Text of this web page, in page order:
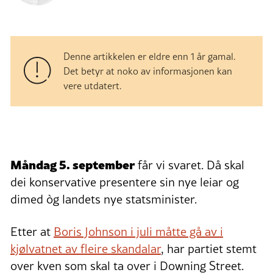
Denne artikkelen er eldre enn 1 år gamal.
Det betyr at noko av informasjonen kan
vere utdatert.
Måndag 5. septemberfår vi svaret. Då skal
dei konservative presentere sin nye leiar og
dimed òg landets nye statsminister.
Etter at Boris Johnson i juli måtte gå av i
kjølvatnet av fleire skandalar, har partiet stemt
over kven som skal ta over i Downing Street.